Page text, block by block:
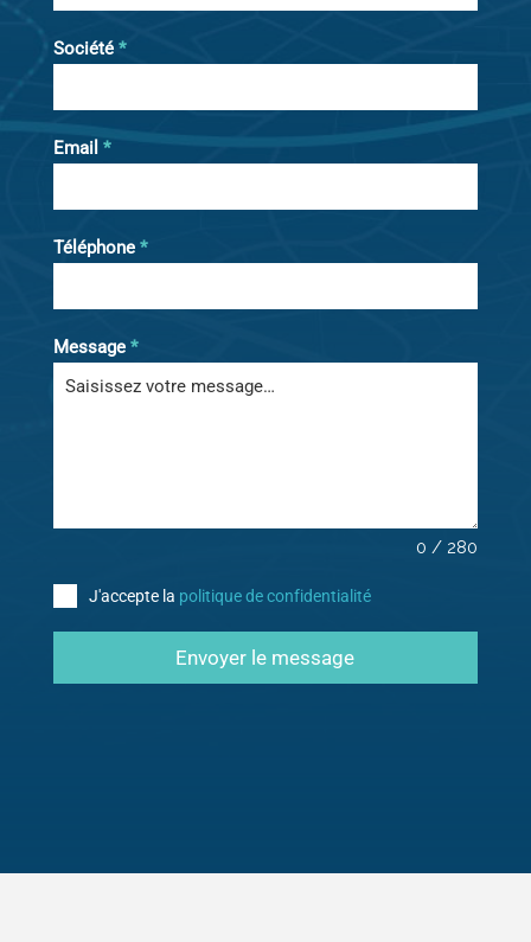
Société *
Email *
Téléphone *
Message *
0 / 280
J'accepte la politique de confidentialité
Envoyer le message